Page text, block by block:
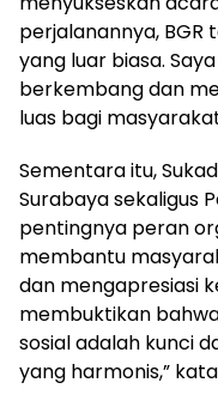
perjalanannya, BGR
yang luar biasa.
berkembang dan
luas bagi
Sementara itu,
Surabaya sekaligus
pentingnya peran
membantu
dan mengapresiasi
membuktikan
sosial adalah kunci
yang harmonis,”